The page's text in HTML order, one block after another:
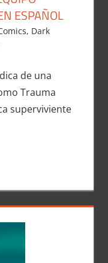
ESPAÑOL
Banana
, Dark
de una
Trauma
superviviente